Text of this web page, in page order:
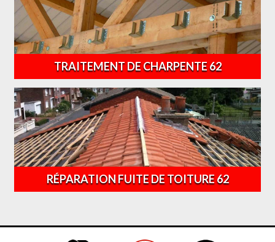
TRAITEMENT DE CHARPENTE 62
RÉPARATION FUITE DE TOITURE 62